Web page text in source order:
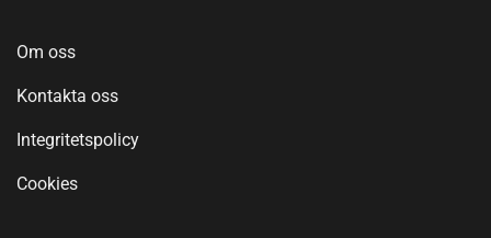
Om oss
Kontakta oss
Integritetspolicy
Cookies